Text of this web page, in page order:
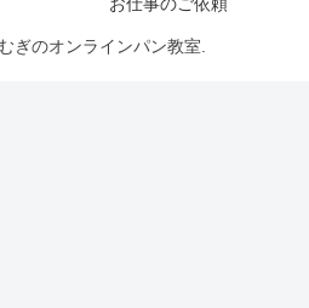
ぎのオンラインパン教室.